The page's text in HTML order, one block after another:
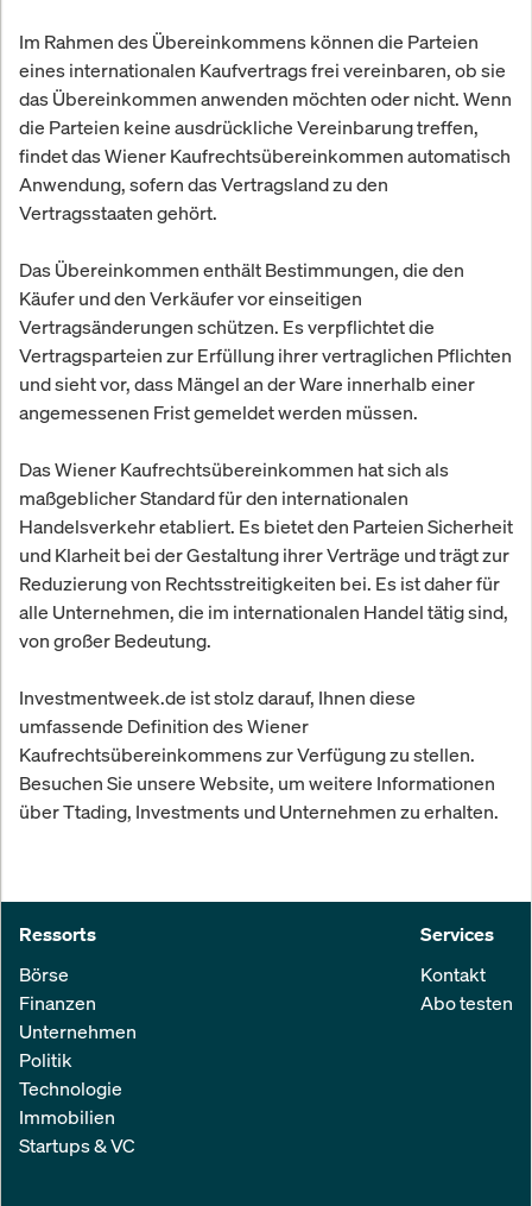
Im Rahmen des Übereinkommens können die Parteien
eines internationalen Kaufvertrags frei vereinbaren, ob sie
das Übereinkommen anwenden möchten oder nicht. Wenn
die Parteien keine ausdrückliche Vereinbarung treffen,
findet das Wiener Kaufrechtsübereinkommen automatisch
Anwendung, sofern das Vertragsland zu den
Vertragsstaaten gehört.
Das Übereinkommen enthält Bestimmungen, die den
Käufer und den Verkäufer vor einseitigen
Vertragsänderungen schützen. Es verpflichtet die
Vertragsparteien zur Erfüllung ihrer vertraglichen Pflichten
und sieht vor, dass Mängel an der Ware innerhalb einer
angemessenen Frist gemeldet werden müssen.
Das Wiener Kaufrechtsübereinkommen hat sich als
maßgeblicher Standard für den internationalen
Handelsverkehr etabliert. Es bietet den Parteien Sicherheit
und Klarheit bei der Gestaltung ihrer Verträge und trägt zur
Reduzierung von Rechtsstreitigkeiten bei. Es ist daher für
alle Unternehmen, die im internationalen Handel tätig sind,
von großer Bedeutung.
Investmentweek.de ist stolz darauf, Ihnen diese
umfassende Definition des Wiener
Kaufrechtsübereinkommens zur Verfügung zu stellen.
Besuchen Sie unsere Website, um weitere Informationen
über Ttading, Investments und Unternehmen zu erhalten.
Ressorts
Börse
Finanzen
Unternehmen
Politik
Technologie
Immobilien
Startups & VC
Services
Kontakt
Abo testen